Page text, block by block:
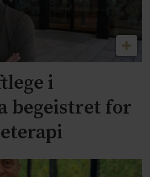
i
begeistret for